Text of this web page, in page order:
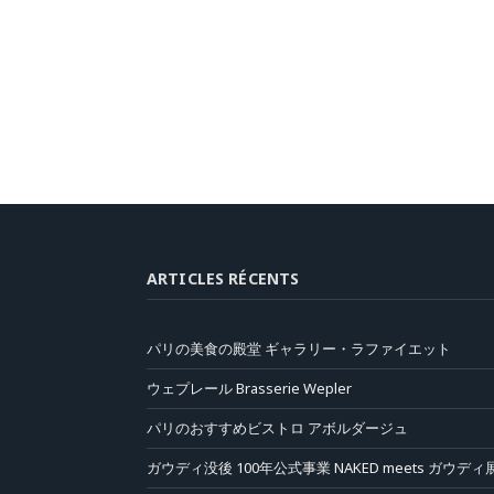
ARTICLES RÉCENTS
パリの美食の殿堂 ギャラリー・ラファイエット
ウェプレール Brasserie Wepler
パリのおすすめビストロ アボルダージュ
ガウディ没後 100年公式事業 NAKED meets ガウディ